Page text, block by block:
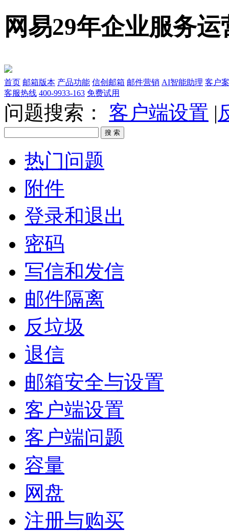
网易29年企业服务
首页 邮箱版本 产品功能 信创邮箱 邮件营销 AI智能助理 客户
客服热线 400-9933-163 免费试用
问题搜索： 客户端设置 |
热门问题
附件
登录和退出
密码
写信和发信
邮件隔离
反垃圾
退信
邮箱安全与设置
客户端设置
客户端问题
容量
网盘
注册与购买